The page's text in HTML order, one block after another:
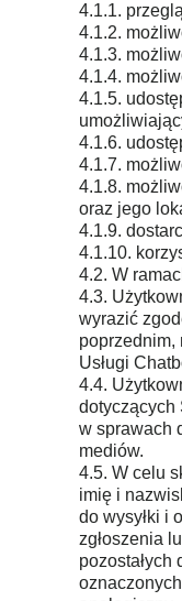
4.1.1.
4.1.2.
4.1.3.
4.1.4.
4.1.5.
4.1.6.
4.1.7.
4.1.8.
oraz jego
4.1.9.
4.1.10.
4.2. W
4.3.
wyrazić
poprzednim,
Usługi
4.4.
dotyczących
w sprawach
mediów.
4.5. W celu
imię i
do wysyłki i
zgłoszenia